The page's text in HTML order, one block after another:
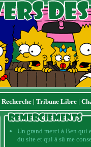
Recherche| Tribune Libre |
Un grand merci à Ben qui
du site et qui à sû me